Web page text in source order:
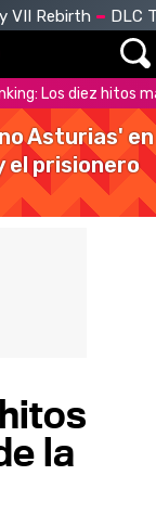
VII Rebirth DLC
Los diez hitos
Asturias' en
el prisionero
la